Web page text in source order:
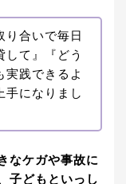
り合いで毎日
て』『どう
実践できるよ
手になりまし
なケガや事故に
子どもといっし